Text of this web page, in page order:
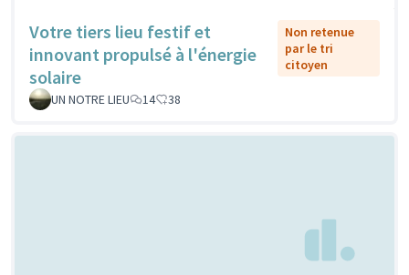
Votre tiers lieu festif et
innovant propulsé à l'énergie
solaire
Non retenue
par le tri
citoyen
UN NOTRE LIEU 14 38